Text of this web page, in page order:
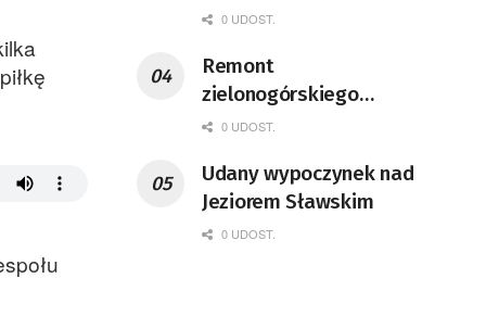
mety Tour de Pologne
0 UDOST.
Remont
zielonogórskiego
deptaka zgodnie z
0 UDOST.
Udany wypoczynek nad
Jeziorem Sławskim
0 UDOST.